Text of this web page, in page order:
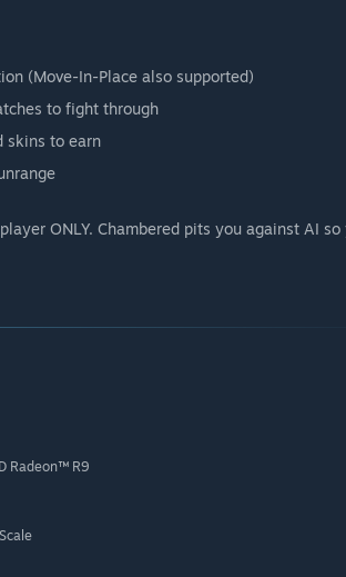
(Move-In-Place also supported)
to fight through
skins to earn
ONLY. Chambered pits you against AI
Radeon™ R9